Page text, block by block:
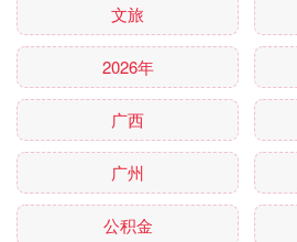
文旅
2026年
广西
广州
公积金